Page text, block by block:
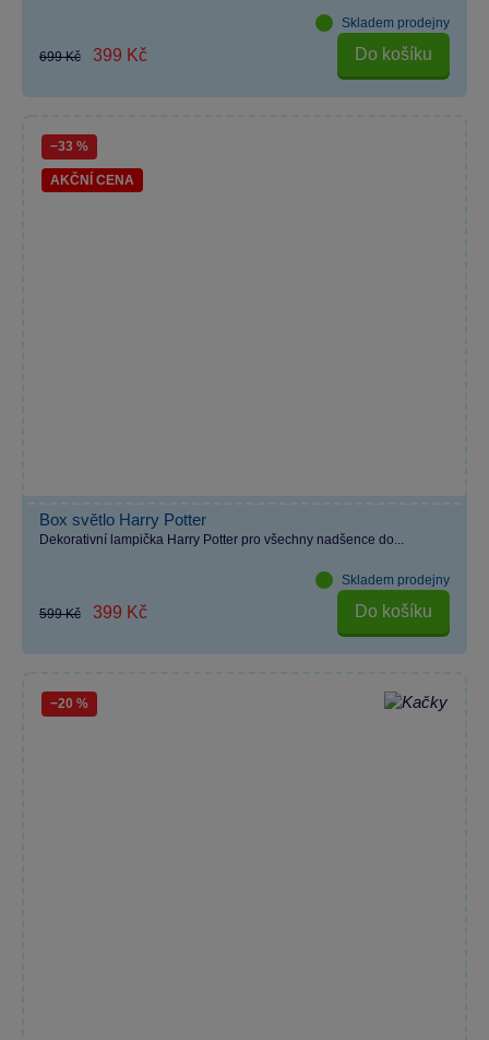
Skladem prodejny
699 Kč 399 Kč Do košíku
−33 %
AKČNÍ CENA
Box světlo Harry Potter
Dekorativní lampička Harry Potter pro všechny nadšence do...
Skladem prodejny
599 Kč 399 Kč Do košíku
−20 %